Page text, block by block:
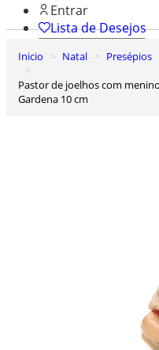
Entrar
Lista de Desejos
Inicio Natal Presépios
Pastor de joelhos com menino presépio madeira pintada Original Val
Gardena 10 cm